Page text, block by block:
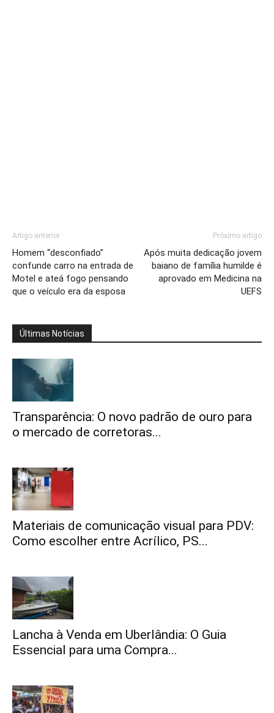
Artigo anterior
Homem “desconfiado”
confunde carro na entrada de
Motel e ateá fogo pensando
que o veículo era da esposa
Próximo artigo
Após muita dedicação jovem
baiano de família humilde é
aprovado em Medicina na
UEFS
Últimas Notícias
Transparência: O novo padrão de ouro para
o mercado de corretoras...
Materiais de comunicação visual para PDV:
Como escolher entre Acrílico, PS...
Lancha à Venda em Uberlândia: O Guia
Essencial para uma Compra...